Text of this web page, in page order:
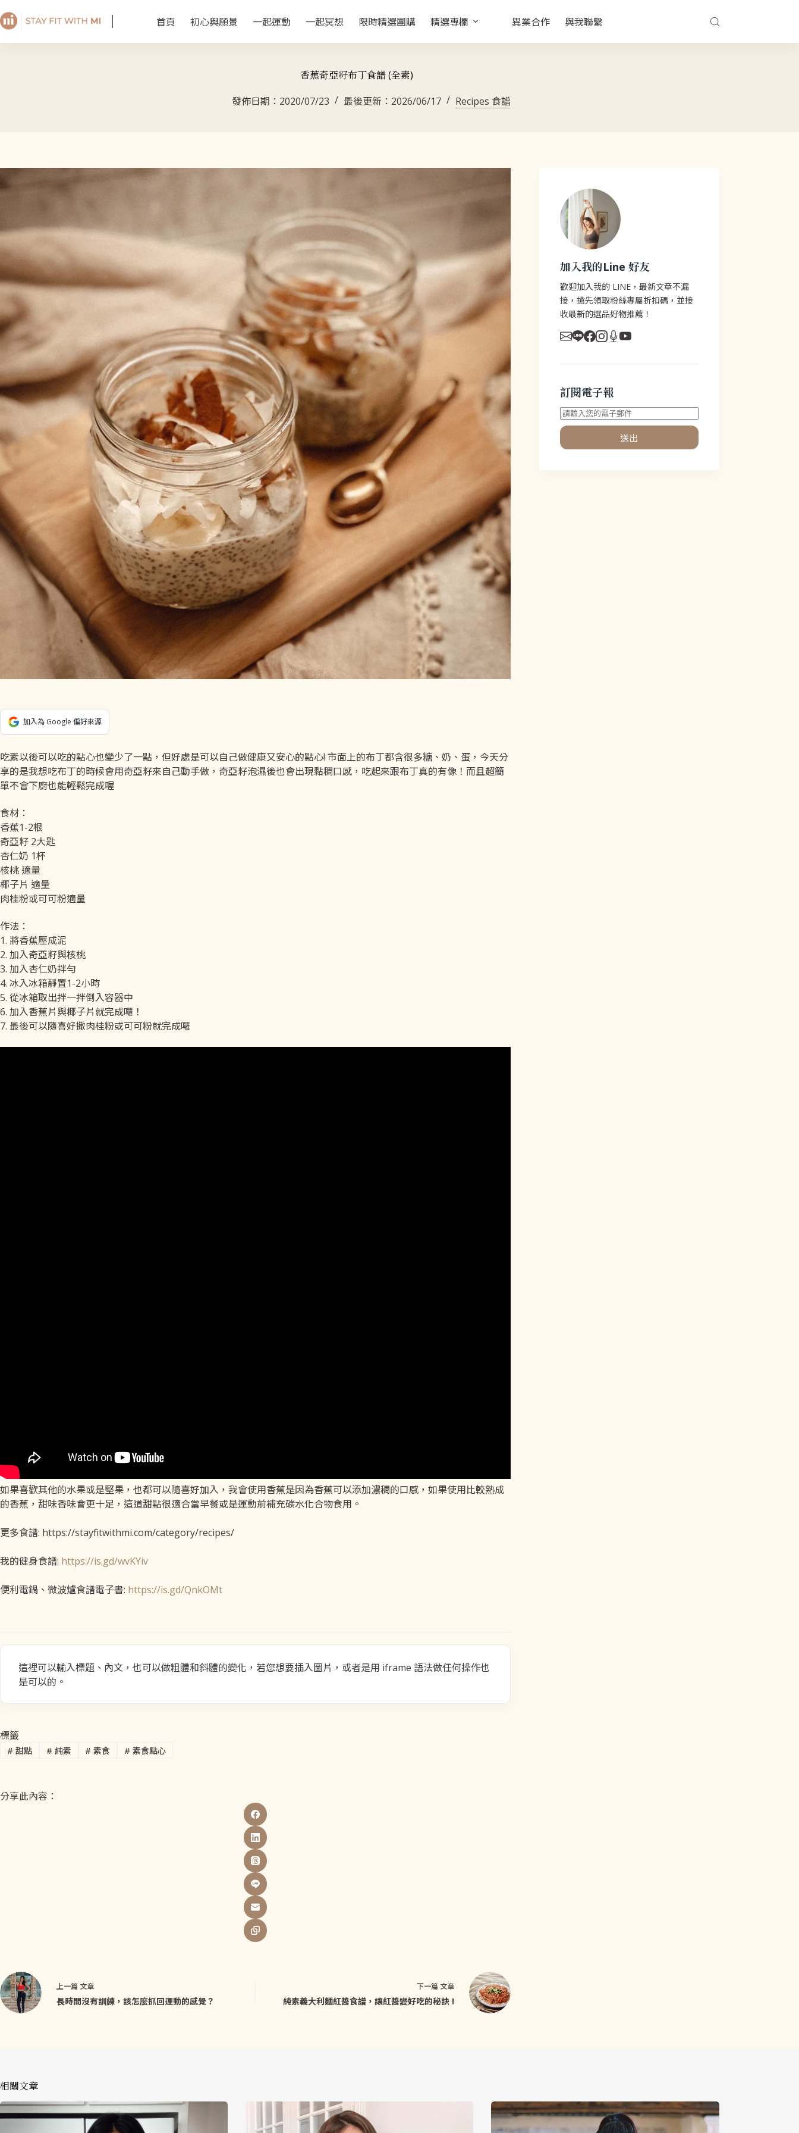
首頁 初心與願景 一起運動 一起冥想 限時精選團購 精選專欄 異業合作 與我聯繫
香蕉奇亞籽布丁食譜 (全素)
發佈日期： 2020/07/23 最後更新： 2026/06/17 Recipes 食譜
加入為 Google 偏好來源
吃素以後可以吃的點心也變少了一點，但好處是可以自己做健康又安心的點心! 市面上的布丁都含很多糖、奶、蛋，今天分
享的是我想吃布丁的時候會用奇亞籽來自己動手做，奇亞籽泡濕後也會出現黏稠口感，吃起來跟布丁真的有像！而且超簡
單不會下廚也能輕鬆完成喔
食材：
香蕉1-2根
奇亞籽 2大匙
杏仁奶 1杯
核桃 適量
椰子片 適量
肉桂粉或可可粉適量
作法：
1. 將香蕉壓成泥
2. 加入奇亞籽與核桃
3. 加入杏仁奶拌勻
4. 冰入冰箱靜置1-2小時
5. 從冰箱取出拌一拌倒入容器中
6. 加入香蕉片與椰子片就完成囉！
7. 最後可以隨喜好撒肉桂粉或可可粉就完成囉
如果喜歡其他的水果或是堅果，也都可以隨喜好加入，我會使用香蕉是因為香蕉可以添加濃稠的口感，如果使用比較熟成
的香蕉，甜味香味會更十足，這道甜點很適合當早餐或是運動前補充碳水化合物食用。
更多食譜: https://stayfitwithmi.com/category/recipes/
我的健身食譜: https://is.gd/wvKYiv
便利電鍋、微波爐食譜電子書: https://is.gd/QnkOMt
這裡可以輸入標題、內文，也可以做粗體和斜體的變化，若您想要插入圖片，或者是用 iframe 語法做任何操作也
是可以的。
標籤
# 甜點 # 純素 # 素食 # 素食點心
分享此內容：
上一篇 文章
長時間沒有訓練，該怎麼抓回運動的感覺？
下一篇 文章
純素義大利麵紅醬食譜，讓紅醬變好吃的秘訣 !
加入我的Line 好友
歡迎加入我的 LINE，最新文章不漏
接，搶先領取粉絲專屬折扣碼，並接
收最新的選品好物推薦！
訂閱電子報
送出
相關文章